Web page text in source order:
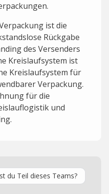
ist die
Rückgabe
des Versenders
Kreislaufsystem ist
Kreislaufsystem für
Verpackung.
für die
und
du Teil dieses Teams?